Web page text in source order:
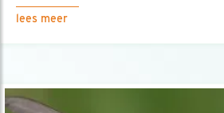
lees meer